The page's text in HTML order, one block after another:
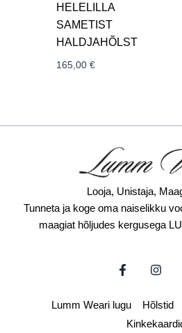
HELELILLA
SAMETIST
HALDJAHÕLST
165,00€
Looja, Unistaja,
Tunneta ja koge oma naiselikku
maagiat hõljudes kergusega
F
a
b
o
I
n
t
a
g
Lumm Weari lugu Hõlstid